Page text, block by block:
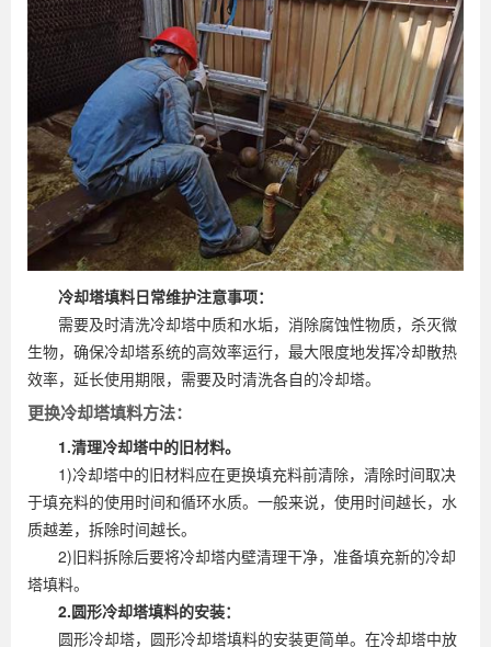
冷却塔填料日常维护注意事项：
需要及时清洗冷却塔中质和水垢，消除腐蚀性物质，杀灭微
生物，确保冷却塔系统的高效率运行，最大限度地发挥冷却散热
效率，延长使用期限，需要及时清洗各自的冷却塔。
更换冷却塔填料方法：
1.清理冷却塔中的旧材料。
1)冷却塔中的旧材料应在更换填充料前清除，清除时间取决
于填充料的使用时间和循环水质。一般来说，使用时间越长，水
质越差，拆除时间越长。
2)旧料拆除后要将冷却塔内壁清理干净，准备填充新的冷却
塔填料。
2.圆形冷却塔填料的安装：
圆形冷却塔，圆形冷却塔填料的安装更简单。在冷却塔中放